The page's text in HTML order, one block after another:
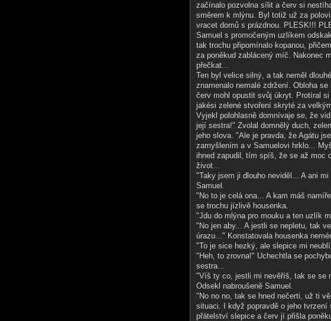
začínalo pozvolna sílit a červ si
směrem k mlýnu. Byl totiž už za
vracet domů s prázdnou. PLESK!!!
Samuel s promočeným uzlíkem
tak trochu připomínalo kopanou,
za poněkud zablácený míč. Nakonec
přečkat...
Ten byl velice silný, a tak neměl
znamenalo nemalé zdržení. Obloha
červ mohl opustit svůj úkryt. Protíral
jakési zelené stvoření skryté za
Vyjekl polohlasně domnívaje se, že
její sestra!" Zvolal domnělý duch,
jeho slova. "Ale je pravda, že Agátu
zamyšlením a v Samuelovi hrklo...
ihned zapudil, tím spíš, že se až moc
život...
"Taky jsem ji dlouho neviděl... A ani
Samuel.
"No to je celá ona... A kam máš
se trochu jízlivě housenka.
"Jdu do mlýna pro mouku a ten uzlík
"No jen aby... A jestli se nepletu, tak
úrazu..." Konstatovala housenka
"To je sice hezký, ale slepice mi
"Heh, to zrovna!" Uchechtla se
sestra...
"Víš ty co, jestli mi nevěříš, tak se se
Odsekl nabroušeně Samuel.
"No no no, tak se hned nečerti, už ti
situaci. I když popravdě o jeho
přátelství slepice a červ jí přišla